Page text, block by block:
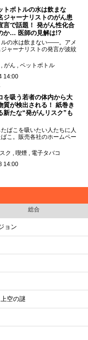
トボトルの水は飲まな
ジャーナリストのがん患
言で話題！ 発がん性化合
か… 医師の見解は!?
ルの水は飲まない――。アメ
ジャーナリストの発言が波紋
がん
ペットボトル
14:00
を吸う若者の体内から大
質が検出される！ 紙巻き
新たな“発がんリスク”も
ばこを吸いたい人たちに人
こ。販売各社のホームペー
ク 喫煙
電子タバコ
14:00
総合
ョン
空の謎